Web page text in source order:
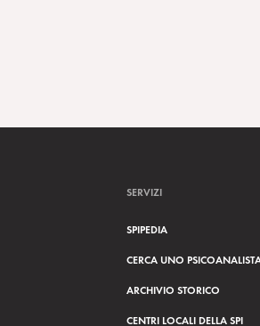
SERVIZI
SPIPEDIA
CERCA UNO
ARCHIVIO STORICO
CENTRI LOCALI DELLA SPI